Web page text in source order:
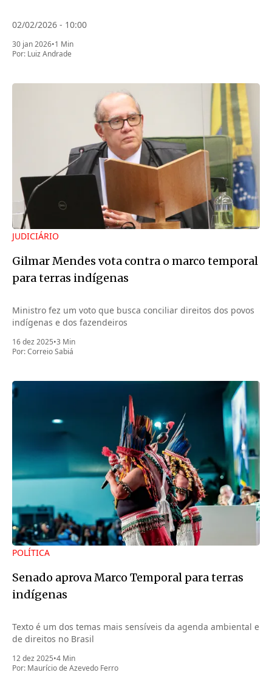
02/02/2026 - 10:00
30 jan 2026•1 Min
Por: Luiz Andrade
JUDICIÁRIO
Gilmar Mendes vota contra o marco temporal
para terras indígenas
Ministro fez um voto que busca conciliar direitos dos povos
indígenas e dos fazendeiros
16 dez 2025•3 Min
Por:Correio Sabiá
POLÍTICA
Senado aprova Marco Temporal para terras
indígenas
Texto é um dos temas mais sensíveis da agenda ambiental e
de direitos no Brasil
12 dez 2025•4 Min
Por: Maurício de Azevedo Ferro